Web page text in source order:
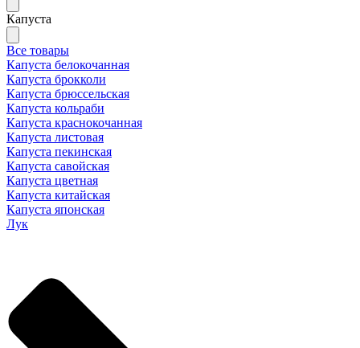
Капуста
Все товары
Капуста белокочанная
Капуста брокколи
Капуста брюссельская
Капуста кольраби
Капуста краснокочанная
Капуста листовая
Капуста пекинская
Капуста савойская
Капуста цветная
Капуста китайская
Капуста японская
Лук